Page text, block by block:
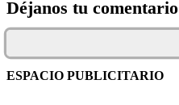
Déjanos tu comentario
ESPACIO PUBLICITARIO